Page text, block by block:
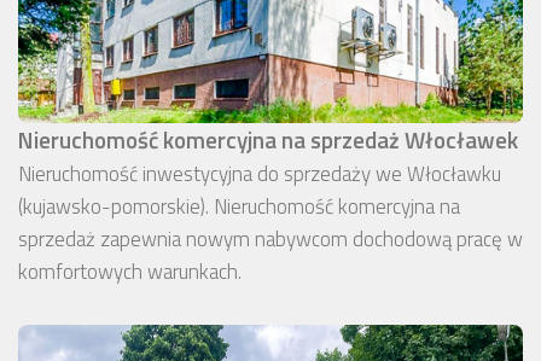
Nieruchomość komercyjna na sprzedaż Włocławek
Nieruchomość inwestycyjna do sprzedaży we Włocławku
(kujawsko-pomorskie). Nieruchomość komercyjna na
sprzedaż zapewnia nowym nabywcom dochodową pracę w
komfortowych warunkach.